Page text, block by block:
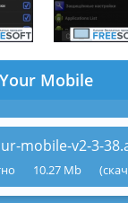
Mobile
mobile-v2-3-
10.27 Mb